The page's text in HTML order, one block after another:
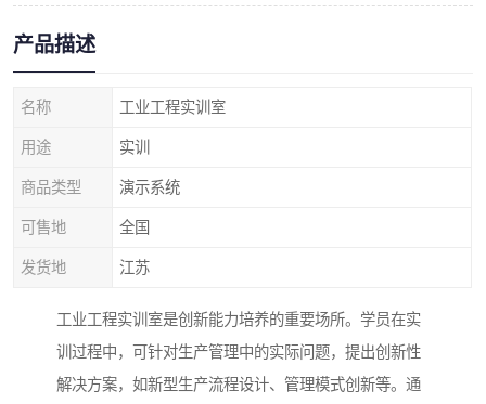
产品描述
名称 工业工程实训室
用途 实训
商品类型 演示系统
可售地 全国
发货地 江苏
工业工程实训室是创新能力培养的重要场所。学员在实
训过程中，可针对生产管理中的实际问题，提出创新性
解决方案，如新型生产流程设计、管理模式创新等。通